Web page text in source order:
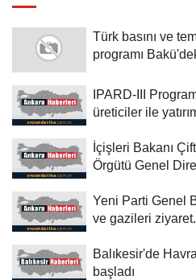
Türk basını ve
programı
IPARD-III
üreticiler ile
İçişleri Bakanı
Örgütü Genel
Yeni Parti Genel
ve gazileri
Balıkesir'de
başladı